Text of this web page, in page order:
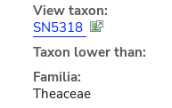
View taxon:
SN5318
Taxon lower than:
Familia:
Theaceae